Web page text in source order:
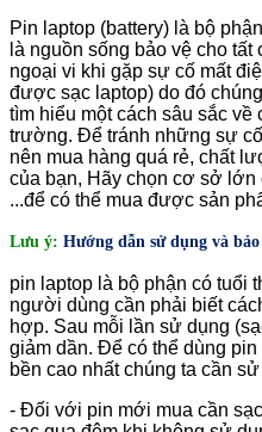
Pin laptop (battery) là bộ
là nguồn sống bảo vệ cho
ngoại vi khi gặp sự cố mất
được sạc laptop) do đó
tìm hiểu một cách sâu sắc về
trường. Để tránh những sự
nên mua hàng quá rẻ, chất
của bạn, Hãy chọn cơ sở
...để có thể mua được sản
Lưu ý: Hướng dẫn sử dụng và
pin laptop là bộ phận có tuổi
người dùng cần phải biết
hợp. Sau mỗi lần sử dụng
giảm dần. Để có thể dùng
bền cao nhất chúng ta cần
- Đối với pin mới mua cần